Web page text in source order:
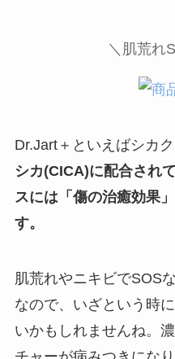
＼肌荒れ
Dr.Jart＋といえばシカク
シカ(CICA)に配合され
スには「傷の治癒効果
す。
肌荒れやニキビでSOS
なので、いざという時
いかもしれませんね。